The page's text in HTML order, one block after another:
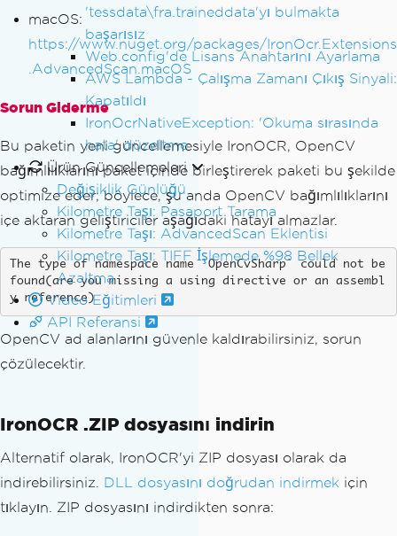
'tessdata\fra.traineddata'yı bulmakta
başarısız
Web.config'de Lisans Anahtarını Ayarlama
AWS Lambda - Çalışma Zamanı Çıkış Sinyali:
Kapatıldı
IronOcrNativeException: 'Okuma sırasında
hata' düzeltme
Ürün Güncellemeleri
Değişiklik Günlüğü
Kilometre Taşı: Pasaport Tarama
Kilometre Taşı: AdvancedScan Eklentisi
Kilometre Taşı: TIFF İşlemede %98 Bellek
Azaltma
Video Eğitimleri
API Referansi
macOS:
https://www.nuget.org/packages/IronOcr.Extensions
.AdvancedScan.macOS
Sorun Giderme
Bu paketin yeni güncellemesiyle IronOCR, OpenCV
bağımlılıklarını paket içinde birleştirerek paketi bu şekilde
optimize eder; böylece, şu anda OpenCV bağımlılıklarını
içe aktaran geliştiriciler aşağıdaki hatayı almazlar.
The type of namespace name `OpenCvSharp` could not be
found(are you missing a using directive or an assembl
y reference)
OpenCV ad alanlarını güvenle kaldırabilirsiniz, sorun
çözülecektir.
IronOCR .ZIP dosyasını indirin
Alternatif olarak, IronOCR'yi ZIP dosyası olarak da
indirebilirsiniz. DLL dosyasını doğrudan indirmek için
tıklayın. ZIP dosyasını indirdikten sonra: